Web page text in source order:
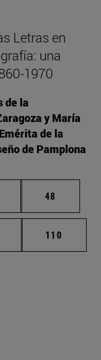
Letras en
una
1970
de la
y María
de la
de Pamplona
Páginas intermedias
Página
48
Páginas intermedias
Página
110